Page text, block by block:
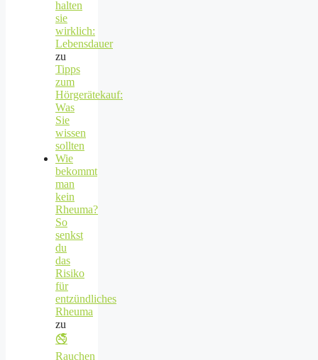
halten
sie
wirklich:
Lebensdauer
zu
Tipps
zum
Hörgerätekauf:
Was
Sie
wissen
sollten
Wie
bekommt
man
kein
Rheuma?
So
senkst
du
das
Risiko
für
entzündliches
Rheuma
zu
🚭
Rauchen